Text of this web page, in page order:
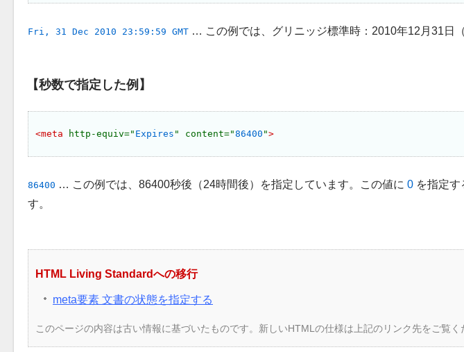
Fri, 31 Dec 2010 23:59:59 GMT … この例では、グリニッジ標準時：2010年12月31日
秒数で指定した例
<meta http-equiv=" Expires " content="86400 ">
86400 … この例では、86400秒後（24時間後）を指定しています。この値に 0 を指定す
す。
HTML Living Standardへの移行
meta要素 文書の状態を指定する
このページの内容は古い情報に基づいたものです。新しいHTMLの仕様は上記のリンク先をご覧く